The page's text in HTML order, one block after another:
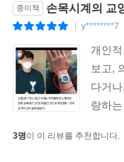
종이책 손목시계의 교
y********7
개인
보고,
다거
랑하
3명이 이 리뷰를 추천합니다.